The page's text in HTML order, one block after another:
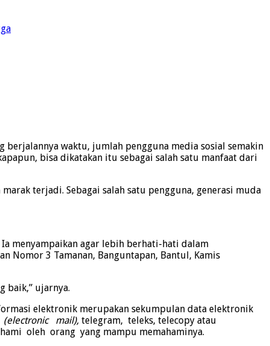
berjalannya waktu, jumlah pengguna media sosial semakin
bisa dikatakan itu sebagai salah satu manfaat dari
terjadi. Sebagai salah satu pengguna, generasi muda
Ia menyampaikan agar lebih berhati-hati dalam
Nomor 3 Tamanan, Banguntapan, Bantul, Kamis
baik,” ujarnya.
elektronik merupakan sekumpulan data elektronik
(electronic mail), telegram, teleks, telecopy atau
oleh orang yang mampu memahaminya.